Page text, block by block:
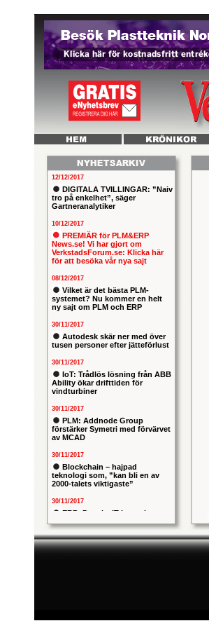
12/12/2017
DIGITALA TVILLINGAR: ”Naiv
tro på enkelhet”, säger
Gartneranalytiker
10/12/2017
PREMIÄR för PLM&ERP
News.se! Vi har gjort om
VerkstadsForum.se: Klicka här
för att besöka vår nya sajt
08/12/2017
Vilket är det bästa PLM-
systemet? Nu kommer en helt
ny sajt om PLM och ERP
30/11/2017
Autodesk skär ner med över
tusen personer efter jätteförlust
30/11/2017
IoT: Trådlös lösning från ABB
Ability ökar drifttiden för
vindturbiner
30/11/2017
PLM: Addnode Group
förstärker Symetri med förvärvet
av MCAD
30/11/2017
Blockchain – hajpad
teknologi som, ”kan bli en av
2000-talets viktigaste”
30/11/2017
ERP: Danska IT-konsulten
svenska iStone
30/11/2017
Capgemeni tar över